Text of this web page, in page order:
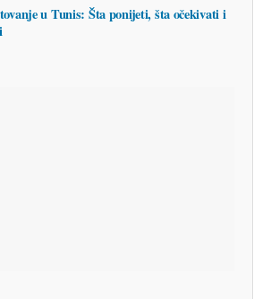
u Tunis: Šta ponijeti, šta očekivati i